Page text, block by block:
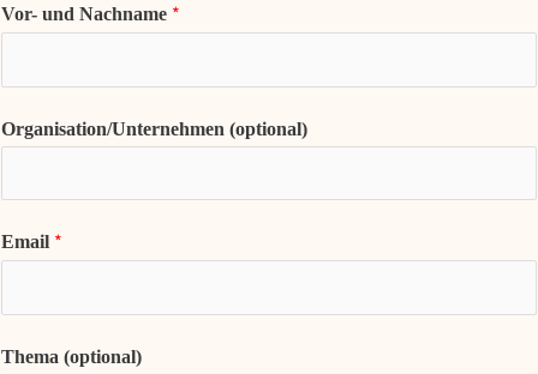
Vor- und Nachname *
Organisation/Unternehmen (optional)
Email *
Thema (optional)